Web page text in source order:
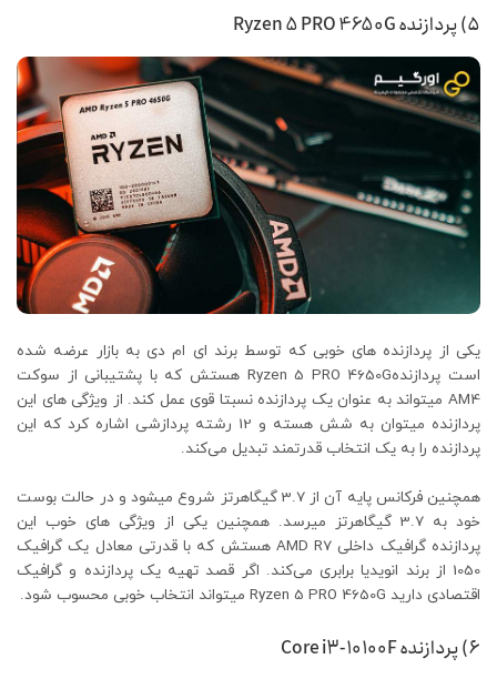
۵) پردازنده Ryzen 5 PRO 4650G
یکی از پردازنده های خوبی که توسط برند ای ام دی به بازار عرضه شده
است پردازندهRyzen 5 PRO 4650G هستش که با پشتیبانی از سوکت
AM4 میتواند به عنوان یک پردازنده نسبتا قوی عمل کند. از ویژگی های این
پردازنده میتوان به شش هسته و 12 رشته پردازشی اشاره کرد که این
پردازنده را به یک انتخاب قدرتمند تبدیل می‌کند.
همچنین فرکانس پایه آن از 3.7 گیگاهرتز شروع میشود و در حالت بوست
خود به 3.7 گیگاهرتز میرسد. همچنین یکی از ویژگی های خوب این
پردازنده گرافیک داخلی AMD R7 هستش که با قدرتی معادل یک گرافیک
1050 از برند انویدیا برابری می‌کند. اگر قصد تهیه یک پردازنده و گرافیک
اقتصادی دارید Ryzen 5 PRO 4650G میتواند انتخاب خوبی محسوب شود.
۶) پردازنده Core i3-10100F